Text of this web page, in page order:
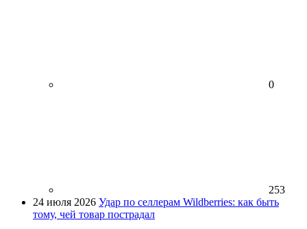
0
253
24 июля 2026 Удар по селлерам Wildberries: как быть
тому, чей товар пострадал